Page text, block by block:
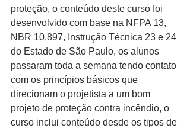
proteção, o conteúdo deste curso foi
desenvolvido com base na NFPA 13,
NBR 10.897, Instrução Técnica 23 e 24
do Estado de São Paulo, os alunos
passaram toda a semana tendo contato
com os princípios básicos que
direcionam o projetista a um bom
projeto de proteção contra incêndio, o
curso inclui conteúdo desde os tipos de